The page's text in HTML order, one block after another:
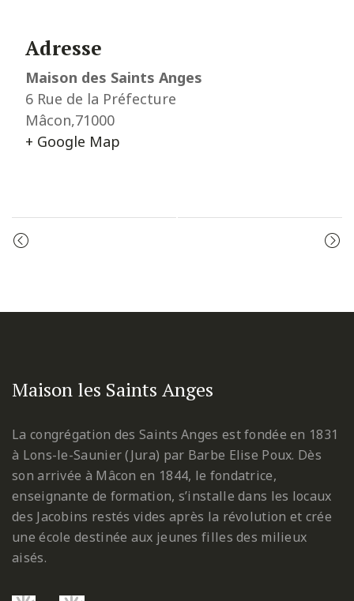
Adresse
Maison des Saints Anges
6 Rue de la Préfecture
Mâcon,71000
+ Google Map
Event
Maison les Saints Anges
La congrégation des Saints Anges est fondée en 1831
à Lons-le-Saunier (Jura) par Barbe Elise Poux. Dès
son arrivée à Mâcon en 1844, le fondatrice,
enseignante de formation, s’installe dans les locaux
des Jacobins restés vides après la révolution et crée
une école destinée aux jeunes filles des milieux
aisés.